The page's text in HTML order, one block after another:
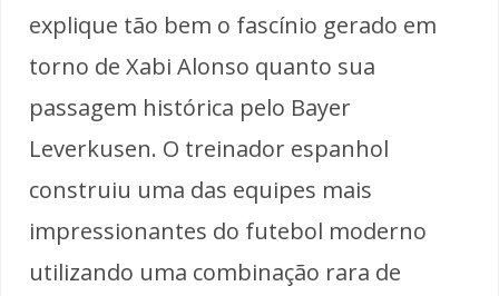
explique tão bem o fascínio gerado em
torno de Xabi Alonso quanto sua
passagem histórica pelo Bayer
Leverkusen. O treinador espanhol
construiu uma das equipes mais
impressionantes do futebol moderno
utilizando uma combinação rara de